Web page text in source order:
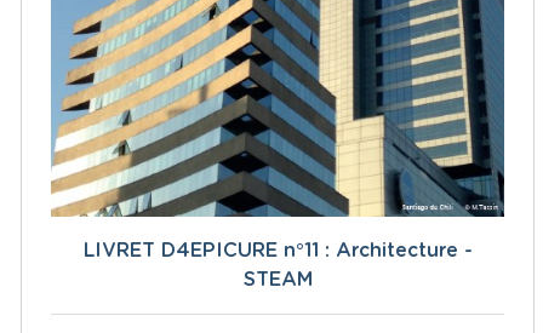
LIVRET D4EPICURE n°11 : Architecture -
STEAM